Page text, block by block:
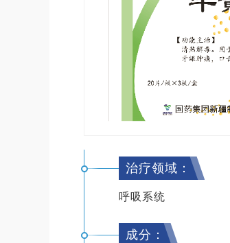
治疗领域：
呼吸系统
成分：